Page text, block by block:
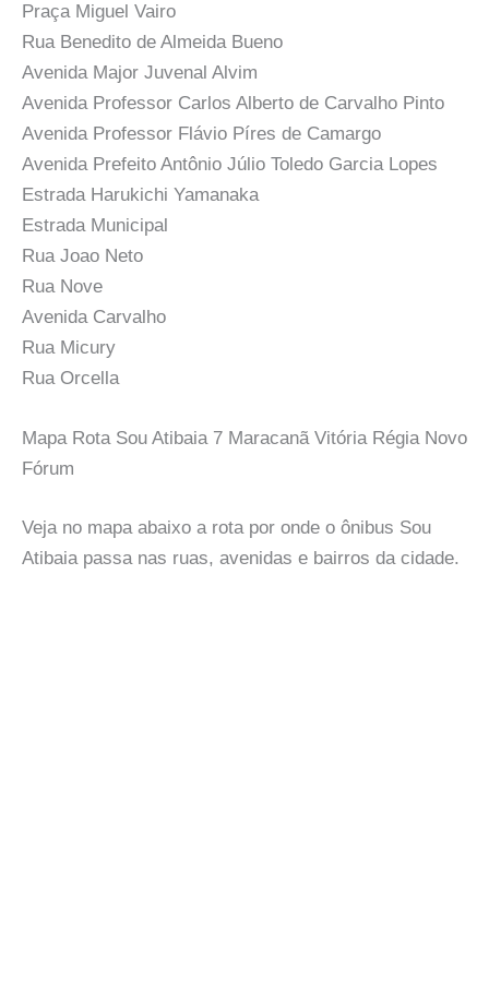
Praça Miguel Vairo
Rua Benedito de Almeida Bueno
Avenida Major Juvenal Alvim
Avenida Professor Carlos Alberto de Carvalho Pinto
Avenida Professor Flávio Píres de Camargo
Avenida Prefeito Antônio Júlio Toledo Garcia Lopes
Estrada Harukichi Yamanaka
Estrada Municipal
Rua Joao Neto
Rua Nove
Avenida Carvalho
Rua Micury
Rua Orcella
Mapa Rota Sou Atibaia 7 Maracanã Vitória Régia Novo
Fórum
Veja no mapa abaixo a rota por onde o ônibus Sou
Atibaia passa nas ruas, avenidas e bairros da cidade.